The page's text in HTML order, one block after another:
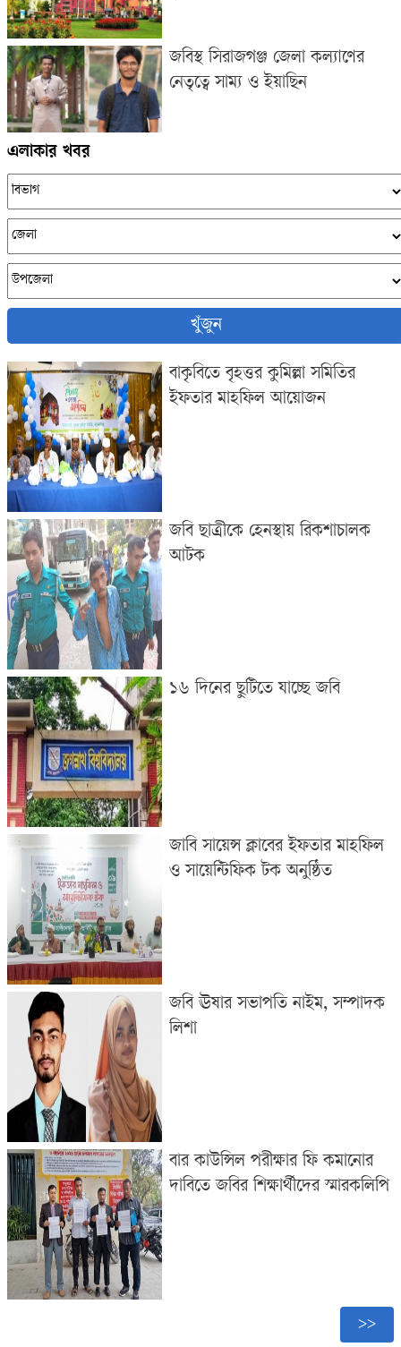
জবিস্থ সিরাজগঞ্জ জেলা কল্যাণের
নেতৃত্বে সাম্য ও ইয়াছিন
এলাকার খবর
খুঁজুন
বাকৃবিতে বৃহত্তর কুমিল্লা সমিতির
ইফতার মাহফিল আয়োজন
জবি ছাত্রীকে হেনস্থায় রিকশাচালক
আটক
১৬ দিনের ছুটিতে যাচ্ছে জবি
জাবি সায়েন্স ক্লাবের ইফতার মাহফিল
ও সায়েন্টিফিক টক অনুষ্ঠিত
জবি ঊষার সভাপতি নাইম, সম্পাদক
লিশা
বার কাউন্সিল পরীক্ষার ফি কমানোর
দাবিতে জবির শিক্ষার্থীদের স্মারকলিপি
>>